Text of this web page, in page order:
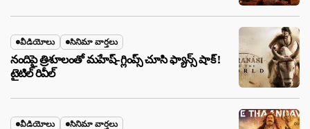
వీడియోలు సినిమా వార్తలు
నందిపై త్రిశూలంతో మహేష్-గ్లింప్స్ చూసి ఫ్యాన్స్ షాక్ !
టైటిల్ రివీల్
వీడియోలు సినిమా వార్తలు